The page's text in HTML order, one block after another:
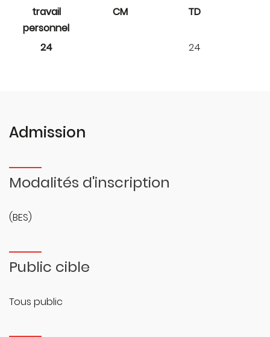
travail
personnel
CM TD
24 24
Admission
Modalités d'inscription
(BES)
Public cible
Tous public